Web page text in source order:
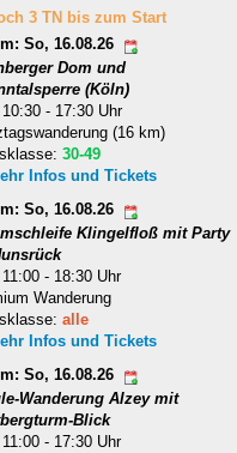
3 TN bis zum Start
So, 16.08.26
Dom und
(Köln)
- 17:30 Uhr
(16 km)
30-49
Infos und Tickets
So, 16.08.26
Klingelfloß mit Party
- 18:30 Uhr
Wanderung
alle
Infos und Tickets
So, 16.08.26
Wanderung Alzey mit
Blick
- 17:30 Uhr